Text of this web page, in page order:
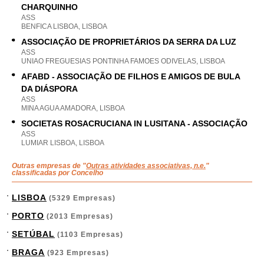
CHARQUINHO
ASS
BENFICA LISBOA, LISBOA
ASSOCIAÇÃO DE PROPRIETÁRIOS DA SERRA DA LUZ
ASS
UNIAO FREGUESIAS PONTINHA FAMOES ODIVELAS, LISBOA
AFABD - ASSOCIAÇÃO DE FILHOS E AMIGOS DE BULA
DA DIÁSPORA
ASS
MINA AGUA AMADORA, LISBOA
SOCIETAS ROSACRUCIANA IN LUSITANA - ASSOCIAÇÃO
ASS
LUMIAR LISBOA, LISBOA
Outras empresas de "Outras atividades associativas, n.e."
classificadas por Concelho
LISBOA (5329 Empresas)
PORTO (2013 Empresas)
SETÚBAL (1103 Empresas)
BRAGA (923 Empresas)